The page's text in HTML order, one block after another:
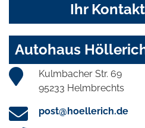
Ihr
Autohaus
Kulmbacher Str. 69
95233 Helmbrechts
post@hoellerich.de